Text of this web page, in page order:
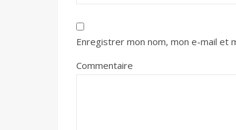
Enregistrer mon nom, mon e-mail et
Commentaire